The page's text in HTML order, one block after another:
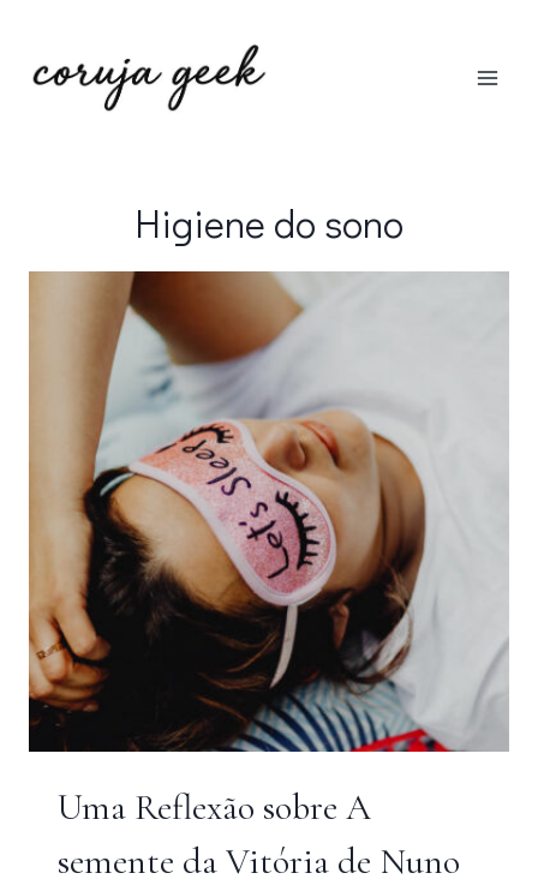
Higiene do sono
Uma Reflexão sobre A
semente da Vitória de Nuno